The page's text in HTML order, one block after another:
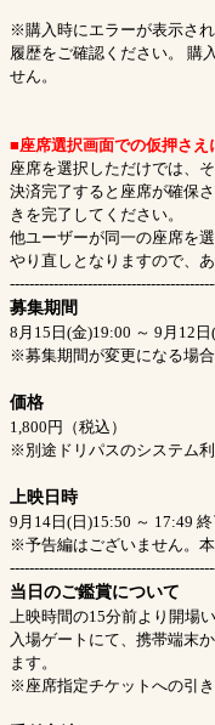
※購入時にエラーが表示さ
履歴をご確認ください。 購
せん。
■座席選択画面での仮押さえ
座席を選択しただけでは、
決済完了すると座席が確保
きを完了してください。
他ユーザーが同一の座席を
やり直しとなりますので、
募集期間
8月15日(金)19:00 ～ 9月12日
※募集期間が変更になる場合
価格
1,800円（税込）
※別途ドリパスのシステム利
上映日時
9月14日(日)15:50 ～ 17:49
※予告編はございません。本
当日のご鑑賞について
上映時間の15分前より開場
入場ゲートにて、携帯端末
ます。
※座席指定チケットへの引き